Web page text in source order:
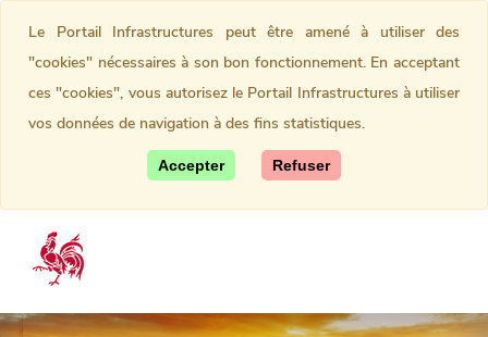
Le Portail Infrastructures peut être amené à utiliser des
"cookies" nécessaires à son bon fonctionnement. En acceptant
ces "cookies", vous autorisez le Portail Infrastructures à utiliser
vos données de navigation à des fins statistiques.
Accepter Refuser